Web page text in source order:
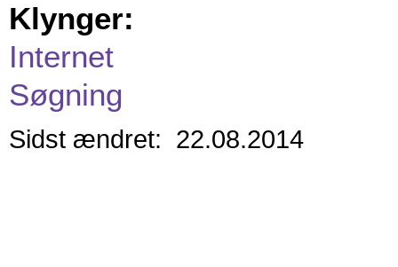
Klynger:
Internet
Søgning
Sidst ændret: 22.08.2014